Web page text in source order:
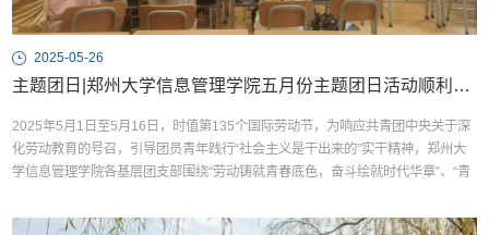
2025-05-26
主题团日|郑州大学信息管理学院五月份主题团日活动顺利开展
2025年5月1日至5月16日，时值第135个国际劳动节，为响应共青团中央关于深
化劳动教育的号召，引导团员青年践行“社会主义是干出来的”实干精神，郑州大
学信息管理学院各基层团支部围绕“劳动铸就青春底色，奋斗绘就时代华章”、“青
情况，现将优秀团日活动内容展示如下：5月12日，2024级图书情报与档案管理